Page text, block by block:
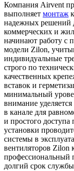
Компания Airvent
выполняет монтаж
надежных решений
коммерческих и
начинают работу с
модели Zilon,
индивидуальные
строго по
качественных
вставок и
минимальный
внимание
в канале для
и простого
установки
системы в
вентиляторов
профессиональный
долгий срок